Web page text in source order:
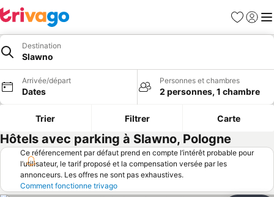
Favoris
Se
Destination
Slawno
Arrivée/départ
Dates
Personnes et chambres
2 personnes, 1 chambre
Trier Filtrer Carte
Hôtels avec parking à Slawno, Pologne
Ce référencement par défaut prend en compte l’intérêt probable pour
l’utilisateur, le tarif proposé et la compensation versée par les
annonceurs. Les offres ne sont pas exhaustives.
Comment fonctionne trivago